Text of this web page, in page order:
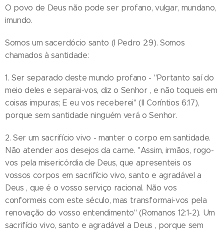
O povo de Deus não pode ser profano, vulgar, mundano,
imundo.
Somos um sacerdócio santo (I Pedro 2:9). Somos
chamados à santidade:
1. Ser separado deste mundo profano - "Portanto saí do
meio deles e separai-vos, diz o Senhor , e não toqueis em
coisas impuras; E eu vos receberei" (II Coríntios 6:17),
porque sem santidade ninguém verá o Senhor.
2. Ser um sacrifício vivo - manter o corpo em santidade.
Não atender aos desejos da carne. "Assim, irmãos, rogo-
vos pela misericórdia de Deus, que apresenteis os
vossos corpos em sacrifício vivo, santo e agradável a
Deus , que é o vosso serviço racional. Não vos
conformeis com este século, mas transformai-vos pela
renovação do vosso entendimento" (Romanos 12:1-2). Um
sacrifício vivo, santo e agradável a Deus , porque sem